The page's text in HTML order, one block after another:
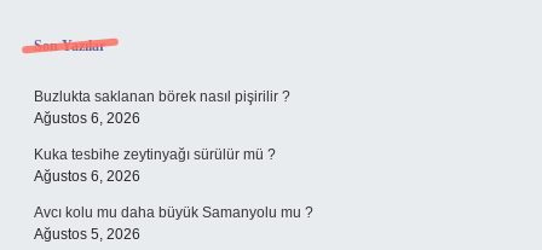
Sidebar
Son Yazılar
Buzlukta saklanan börek nasıl pişirilir ?
Ağustos 6, 2026
Kuka tesbihe zeytinyağı sürülür mü ?
Ağustos 6, 2026
Avcı kolu mu daha büyük Samanyolu mu ?
Ağustos 5, 2026